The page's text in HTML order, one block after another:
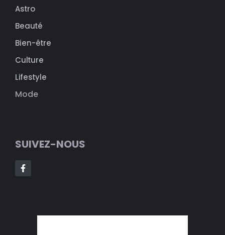
Astro
Beauté
Bien-être
Culture
Lifestyle
Mode
SUIVEZ-NOUS